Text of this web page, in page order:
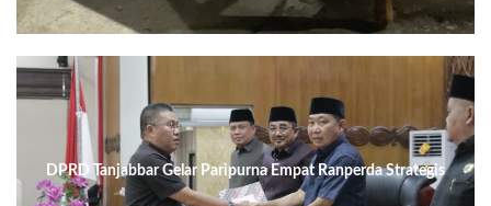
DPRD Tanjabbar Gelar Paripurna Empat Ranperda Strategis